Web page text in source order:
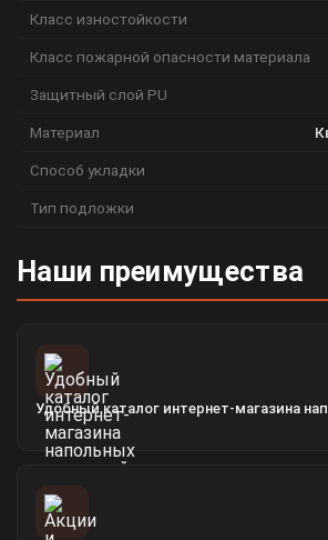
Класс изностойкости
Класс пожарной опасности материала
Защитный слой PU
Материал
Способ укладки
Тип подложки
Наши преимущества
Удобный каталог интернет-магазина